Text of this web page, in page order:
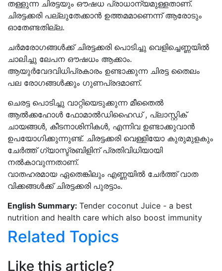
തള്ളുന്ന ചിരട്ടയും ഔഷധ പ്രാധാന്യമുള്ളതാണ്.
ചിരട്ടക്കരി പല്ലുതേക്കാൻ ഉത്തമമാണെന്ന് ആരോടും
ഓതേണ്ടതില്ല.
ചർമരോഗങ്ങൾക്ക് ചിരട്ടക്കരി പൊടിച്ചു വെളിച്ചെണ്ണയിൽ
ചാലിച്ചു ലേപന ഔഷധം ആക്കാം.
ആയുർവേദവിധിപ്രകാരം ഉണ്ടാക്കുന്ന ചിരട്ട തൈലം
പല രോഗങ്ങൾക്കും ഗുണപ്രദമാണ്.
ചെരട്ട പൊടിച്ചു വാറ്റിയെടുക്കുന്ന മീതൈൽ
ആൽക്കഹോൾ ഫോമാൽഡിഹൈഡ് , പ്ലാസ്റ്റിക്
ചായങ്ങൾ, കീടനാശിനികൾ, എന്നിവ ഉണ്ടാക്കുവാൻ
ഉപയോഗിക്കുന്നുണ്ട്. ചിരട്ടക്കരി വെള്ളിയോ കുരുമുളകും
ചേർത്ത് ഗ്യാസ്ട്രബിളിന് പ്രതിവിധിയായി
നൽകാവുന്നതാണ്.
വാതഹരമായ ഏതെങ്കിലും എണ്ണയിൽ ചേർത്ത് വാത
വിക്കങ്ങൾക്ക് ചിരട്ടക്കരി പുരട്ടാം.
English Summary: Tender coconut Juice - a best
nutrition and health care which also boost immunity
Related Topics
Like this article?